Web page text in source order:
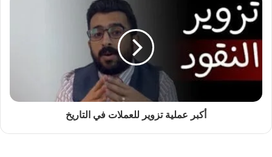
أكبر عملية تزوير للعملات في التاريخ